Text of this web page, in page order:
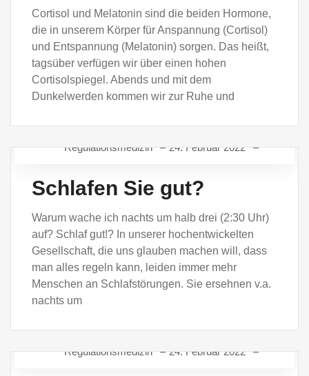
Cortisol und Melatonin sind die beiden Hormone,
die in unserem Körper für Anspannung (Cortisol)
und Entspannung (Melatonin) sorgen. Das heißt,
tagsüber verfügen wir über einen hohen
Cortisolspiegel. Abends und mit dem
Dunkelwerden kommen wir zur Ruhe und
REGULATIONSMEDIZIN IM PRAXISALLTAG
Regulationsmedizin 24. Februar 2022
Schlafen Sie gut?
Warum wache ich nachts um halb drei (2:30 Uhr)
auf? Schlaf gut!? In unserer hochentwickelten
Gesellschaft, die uns glauben machen will, dass
man alles regeln kann, leiden immer mehr
Menschen an Schlafstörungen. Sie ersehnen v.a.
nachts um
Regulationsmedizin 24. Februar 2022